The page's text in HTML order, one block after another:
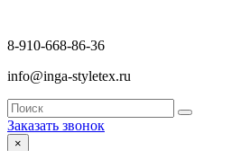
8-910-668-86-36
info@inga-styletex.ru
Заказать звонок
×